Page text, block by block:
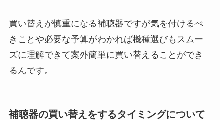
買い替えが慎重になる補聴器ですが気を付けるべ
きことや必要な予算がわかれば機種選びもスムー
ズに理解できて案外簡単に買い替えることができ
るんです。
補聴器の買い替えをするタイミングについて